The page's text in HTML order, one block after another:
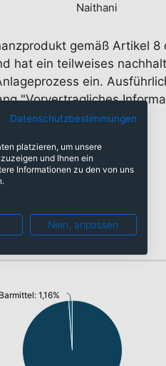
Naithani
gemäß Artikel
hat ein teilweises
ein.
"Vorvertragliches
Barmittel: 1,16%
Datenschutzbestimmungen
platzieren, um unsere
und Ihnen ein
Informationen zu den von uns
Nein, anpassen